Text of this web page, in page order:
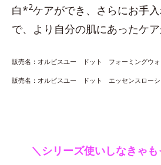
白*2ケアができ、さらにお手
で、より自分の肌にあったケ
販売名：オルビスユー ドット フォーミングウォ
販売名：オルビスユー ドット エッセンスローシ
＼シリーズ使いしなきゃ